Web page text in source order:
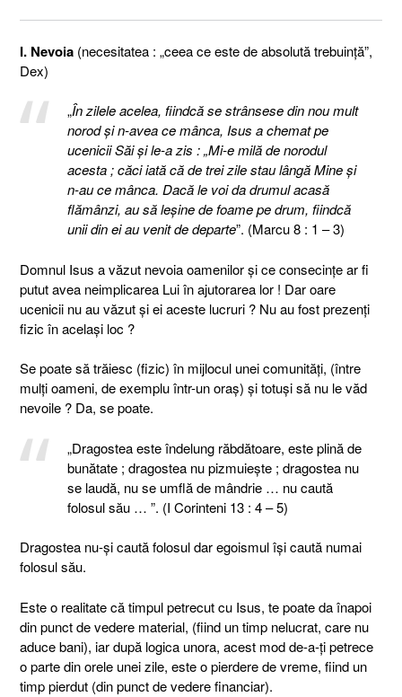
I. Nevoia (necesitatea : „ceea ce este de absolută trebuință”,
Dex)
„În zilele acelea, fiindcă se strânsese din nou mult
norod şi n-avea ce mânca, Isus a chemat pe
ucenicii Săi şi le-a zis : „Mi-e milă de norodul
acesta ; căci iată că de trei zile stau lângă Mine şi
n-au ce mânca. Dacă le voi da drumul acasă
flămânzi, au să leşine de foame pe drum, fiindcă
unii din ei au venit de departe”. (Marcu 8 : 1 – 3)
Domnul Isus a văzut nevoia oamenilor şi ce consecinţe ar fi
putut avea neimplicarea Lui în ajutorarea lor ! Dar oare
ucenicii nu au văzut şi ei aceste lucruri ? Nu au fost prezenţi
fizic în acelaşi loc ?
Se poate să trăiesc (fizic) în mijlocul unei comunităţi, (între
mulţi oameni, de exemplu într-un oraş) şi totuşi să nu le văd
nevoile ? Da, se poate.
„Dragostea este îndelung răbdătoare, este plină de
bunătate ; dragostea nu pizmuieşte ; dragostea nu
se laudă, nu se umflă de mândrie … nu caută
folosul său … ”. (I Corinteni 13 : 4 – 5)
Dragostea nu-şi caută folosul dar egoismul îşi caută numai
folosul său.
Este o realitate că timpul petrecut cu Isus, te poate da înapoi
din punct de vedere material, (fiind un timp nelucrat, care nu
aduce bani), iar după logica unora, acest mod de-a-ţi petrece
o parte din orele unei zile, este o pierdere de vreme, fiind un
timp pierdut (din punct de vedere financiar).